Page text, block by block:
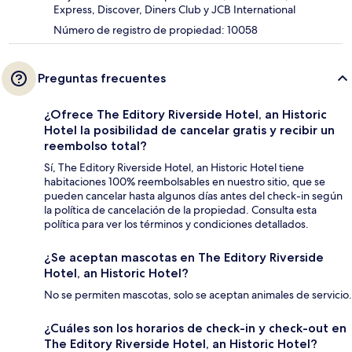
Express, Discover, Diners Club y JCB International
Número de registro de propiedad: 10058
Preguntas frecuentes
¿Ofrece The Editory Riverside Hotel, an Historic
Hotel la posibilidad de cancelar gratis y recibir un
reembolso total?
Sí, The Editory Riverside Hotel, an Historic Hotel tiene
habitaciones 100% reembolsables en nuestro sitio, que se
pueden cancelar hasta algunos días antes del check-in según
la política de cancelación de la propiedad. Consulta esta
política para ver los términos y condiciones detallados.
¿Se aceptan mascotas en The Editory Riverside
Hotel, an Historic Hotel?
No se permiten mascotas, solo se aceptan animales de servicio.
¿Cuáles son los horarios de check-in y check-out en
The Editory Riverside Hotel, an Historic Hotel?